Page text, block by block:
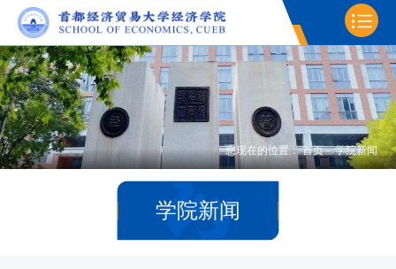
您现在的位置：首页 - 学院新闻
学院新闻